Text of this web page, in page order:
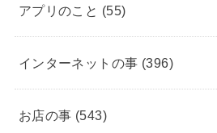
アプリのこと (55)
インターネットの事 (396)
お店の事 (543)